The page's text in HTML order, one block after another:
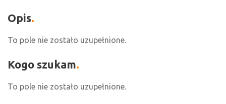
Opis
To pole nie zostało uzupełnione.
Kogo szukam
To pole nie zostało uzupełnione.